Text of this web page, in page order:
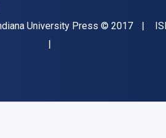
University Press Copyright
© 2017